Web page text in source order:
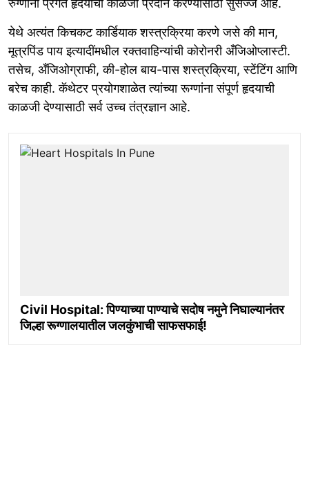
येथे अत्यंत किचकट कार्डियाक शस्त्रक्रिया करणे जसे की मान,
मूत्रपिंड पाय इत्यादींमधील रक्तवाहिन्यांची कोरोनरी अँजिओप्लास्टी.
तसेच, अँजिओग्राफी, की-होल बाय-पास शस्त्रक्रिया, स्टेंटिंग आणि
बरेच काही. कॅथेटर प्रयोगशाळेत त्यांच्या रूग्णांना संपूर्ण हृदयाची
काळजी देण्यासाठी सर्व उच्च तंत्रज्ञान आहे.
Civil Hospital: पिण्याच्या पाण्याचे सदोष नमुने निघाल्यानंतर
जिल्हा रूग्णालयातील जलकुंभाची साफसफाई!